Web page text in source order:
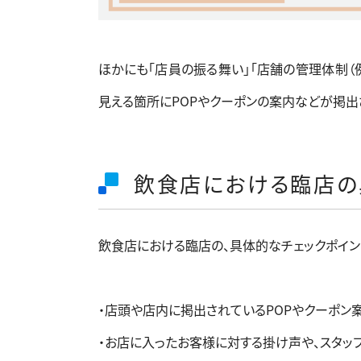
ほかにも「店員の振る舞い」「店舗の管理体制
見える箇所にPOPやクーポンの案内などが掲出
飲食店における臨店の
飲食店における臨店の、具体的なチェックポイ
・店頭や店内に掲出されているPOPやクーポ
・お店に入ったお客様に対する掛け声や、スタ